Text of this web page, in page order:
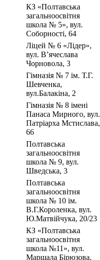
КЗ «Полтавська
загальноосвітня
школа № 5», вул.
Соборності, 64
Ліцей № 6 «Лідер»,
вул. В’ячеслава
Чорновола, 3
Гімназія № 7 ім. Т.Г.
Шевченка,
вул.Балакіна, 2
Гімназія № 8 імені
Панаса Мирного, вул.
Патріарха Мстислава,
66
Полтавська
загальноосвітня
школа № 9, вул.
Шведська, 3
Полтавська
загальноосвітня
школа № 10 ім.
В.Г.Короленка, вул.
Ю.Матвійчука, 20/23
КЗ «Полтавська
загальноосвітня
школа №11», вул.
Маршала Бірюзова,